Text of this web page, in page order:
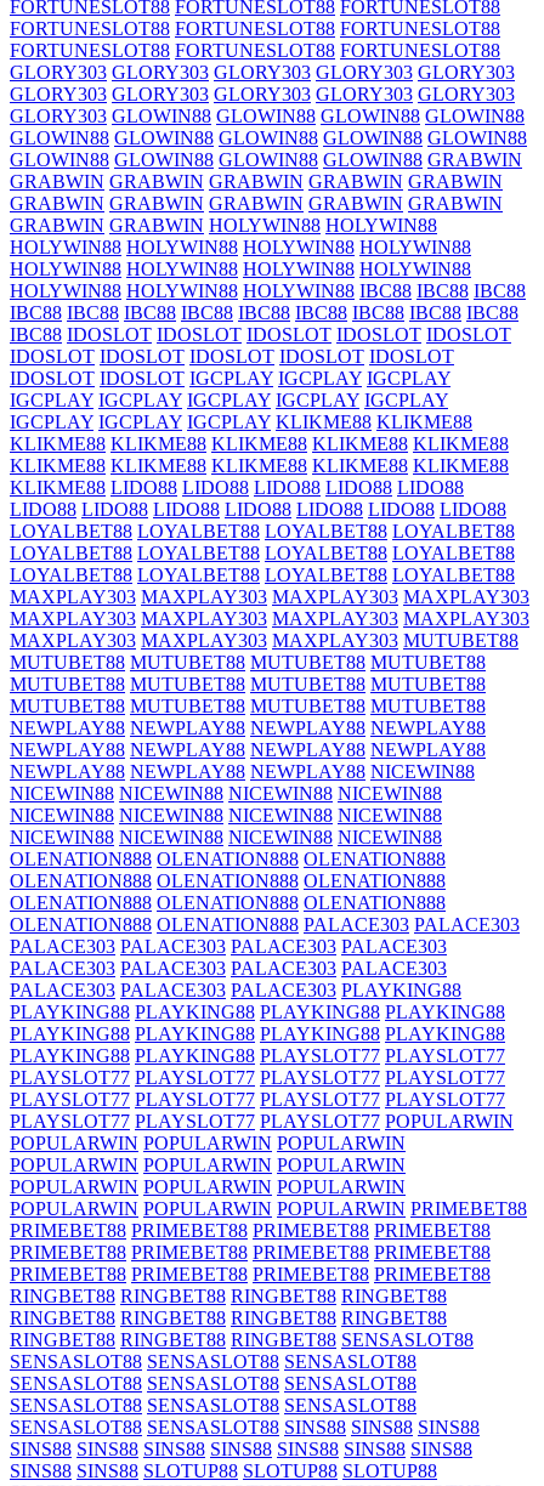
FORTUNESLOT88 FORTUNESLOT88 FORTUNESLOT88
FORTUNESLOT88 FORTUNESLOT88 FORTUNESLOT88
FORTUNESLOT88 FORTUNESLOT88 FORTUNESLOT88
GLORY303 GLORY303 GLORY303 GLORY303 GLORY303
GLORY303 GLORY303 GLORY303 GLORY303 GLORY303
GLORY303 GLOWIN88 GLOWIN88 GLOWIN88 GLOWIN88
GLOWIN88 GLOWIN88 GLOWIN88 GLOWIN88 GLOWIN88
GLOWIN88 GLOWIN88 GLOWIN88 GLOWIN88 GRABWIN
GRABWIN GRABWIN GRABWIN GRABWIN GRABWIN
GRABWIN GRABWIN GRABWIN GRABWIN GRABWIN
GRABWIN GRABWIN HOLYWIN88 HOLYWIN88
HOLYWIN88 HOLYWIN88 HOLYWIN88 HOLYWIN88
HOLYWIN88 HOLYWIN88 HOLYWIN88 HOLYWIN88
HOLYWIN88 HOLYWIN88 HOLYWIN88 IBC88 IBC88 IBC88
IBC88 IBC88 IBC88 IBC88 IBC88 IBC88 IBC88 IBC88 IBC88
IBC88 IDOSLOT IDOSLOT IDOSLOT IDOSLOT IDOSLOT
IDOSLOT IDOSLOT IDOSLOT IDOSLOT IDOSLOT
IDOSLOT IDOSLOT IGCPLAY IGCPLAY IGCPLAY
IGCPLAY IGCPLAY IGCPLAY IGCPLAY IGCPLAY
IGCPLAY IGCPLAY IGCPLAY KLIKME88 KLIKME88
KLIKME88 KLIKME88 KLIKME88 KLIKME88 KLIKME88
KLIKME88 KLIKME88 KLIKME88 KLIKME88 KLIKME88
KLIKME88 LIDO88 LIDO88 LIDO88 LIDO88 LIDO88
LIDO88 LIDO88 LIDO88 LIDO88 LIDO88 LIDO88 LIDO88
LOYALBET88 LOYALBET88 LOYALBET88 LOYALBET88
LOYALBET88 LOYALBET88 LOYALBET88 LOYALBET88
LOYALBET88 LOYALBET88 LOYALBET88 LOYALBET88
MAXPLAY303 MAXPLAY303 MAXPLAY303 MAXPLAY303
MAXPLAY303 MAXPLAY303 MAXPLAY303 MAXPLAY303
MAXPLAY303 MAXPLAY303 MAXPLAY303 MUTUBET88
MUTUBET88 MUTUBET88 MUTUBET88 MUTUBET88
MUTUBET88 MUTUBET88 MUTUBET88 MUTUBET88
MUTUBET88 MUTUBET88 MUTUBET88 MUTUBET88
NEWPLAY88 NEWPLAY88 NEWPLAY88 NEWPLAY88
NEWPLAY88 NEWPLAY88 NEWPLAY88 NEWPLAY88
NEWPLAY88 NEWPLAY88 NEWPLAY88 NICEWIN88
NICEWIN88 NICEWIN88 NICEWIN88 NICEWIN88
NICEWIN88 NICEWIN88 NICEWIN88 NICEWIN88
NICEWIN88 NICEWIN88 NICEWIN88 NICEWIN88
OLENATION888 OLENATION888 OLENATION888
OLENATION888 OLENATION888 OLENATION888
OLENATION888 OLENATION888 OLENATION888
OLENATION888 OLENATION888 PALACE303 PALACE303
PALACE303 PALACE303 PALACE303 PALACE303
PALACE303 PALACE303 PALACE303 PALACE303
PALACE303 PALACE303 PALACE303 PLAYKING88
PLAYKING88 PLAYKING88 PLAYKING88 PLAYKING88
PLAYKING88 PLAYKING88 PLAYKING88 PLAYKING88
PLAYKING88 PLAYKING88 PLAYSLOT77 PLAYSLOT77
PLAYSLOT77 PLAYSLOT77 PLAYSLOT77 PLAYSLOT77
PLAYSLOT77 PLAYSLOT77 PLAYSLOT77 PLAYSLOT77
PLAYSLOT77 PLAYSLOT77 PLAYSLOT77 POPULARWIN
POPULARWIN POPULARWIN POPULARWIN
POPULARWIN POPULARWIN POPULARWIN
POPULARWIN POPULARWIN POPULARWIN
POPULARWIN POPULARWIN POPULARWIN PRIMEBET88
PRIMEBET88 PRIMEBET88 PRIMEBET88 PRIMEBET88
PRIMEBET88 PRIMEBET88 PRIMEBET88 PRIMEBET88
PRIMEBET88 PRIMEBET88 PRIMEBET88 PRIMEBET88
RINGBET88 RINGBET88 RINGBET88 RINGBET88
RINGBET88 RINGBET88 RINGBET88 RINGBET88
RINGBET88 RINGBET88 RINGBET88 SENSASLOT88
SENSASLOT88 SENSASLOT88 SENSASLOT88
SENSASLOT88 SENSASLOT88 SENSASLOT88
SENSASLOT88 SENSASLOT88 SENSASLOT88
SENSASLOT88 SENSASLOT88 SINS88 SINS88 SINS88
SINS88 SINS88 SINS88 SINS88 SINS88 SINS88 SINS88
SINS88 SINS88 SLOTUP88 SLOTUP88 SLOTUP88